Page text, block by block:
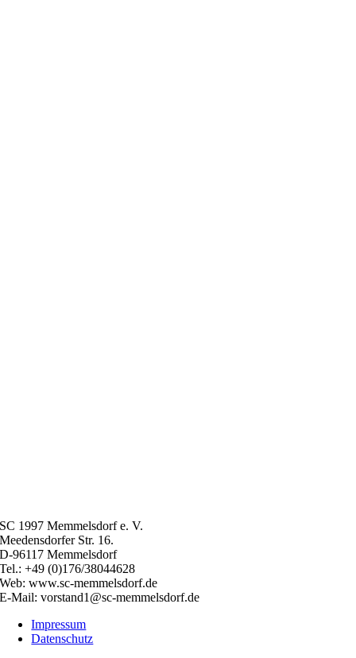
SC 1997 Memmelsdorf e. V.
Meedensdorfer Str. 16.
D-96117 Memmelsdorf
Tel.: +49 (0)176/38044628
Web: www.sc-memmelsdorf.de
E-Mail: vorstand1@sc-memmelsdorf.de
Impressum
Datenschutz